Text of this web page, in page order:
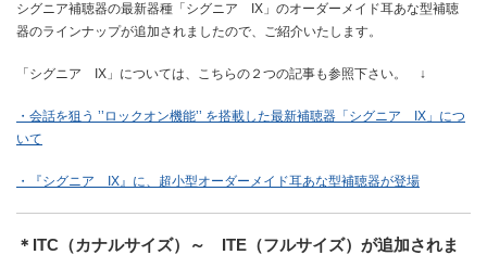
シグニア補聴器の最新器種「シグニア IX」のオーダーメイド耳あな型補聴
器のラインナップが追加されましたので、ご紹介いたします。
「シグニア IX」については、こちらの２つの記事も参照下さい。 ↓
・会話を狙う ’’ロックオン機能’’ を搭載した最新補聴器「シグニア IX」につ
いて
・『シグニア IX』に、超小型オーダーメイド耳あな型補聴器が登場
＊ITC（カナルサイズ）～ ITE（フルサイズ）が追加されま